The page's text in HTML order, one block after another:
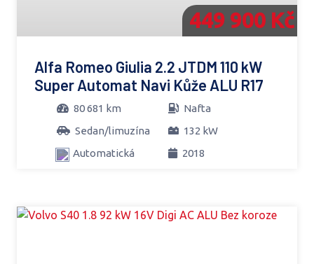
449 900 Kč
Alfa Romeo Giulia 2.2 JTDM 110 kW
Super Automat Navi Kůže ALU R17
80 681 km
Nafta
Sedan/limuzína
132 kW
Automatická
2018